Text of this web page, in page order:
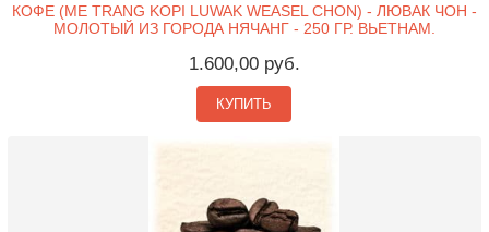
КОФЕ (ME TRANG KOPI LUWAK WEASEL CHON) - ЛЮВАК ЧОН -
МОЛОТЫЙ ИЗ ГОРОДА НЯЧАНГ - 250 ГР. ВЬЕТНАМ.
1.600,00 руб.
КУПИТЬ